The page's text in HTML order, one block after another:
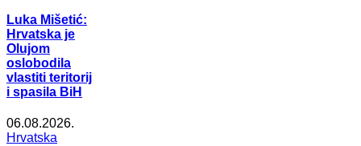
Luka Mišetić:
Hrvatska je
Olujom
oslobodila
vlastiti teritorij
i spasila BiH
06.08.2026.
Hrvatska